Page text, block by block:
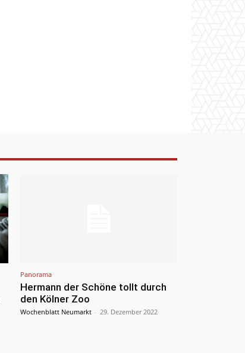
Panorama
Hermann der Schöne tollt durch
den Kölner Zoo
Wochenblatt Neumarkt - 29. Dezember 2022